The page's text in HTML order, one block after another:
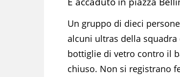
Un gruppo di dieci
alcuni ultras della squadra
bottiglie di vetro contro il
chiuso. Non si registrano